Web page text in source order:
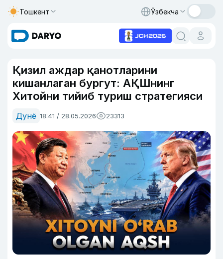
Тошкент Ўзбекча
Қизил аждар қанотларини
кишанлаган бургут: АҚШнинг
Хитойни тийиб туриш стратегияси
Дунё 18:41 / 28.05.2026 23313